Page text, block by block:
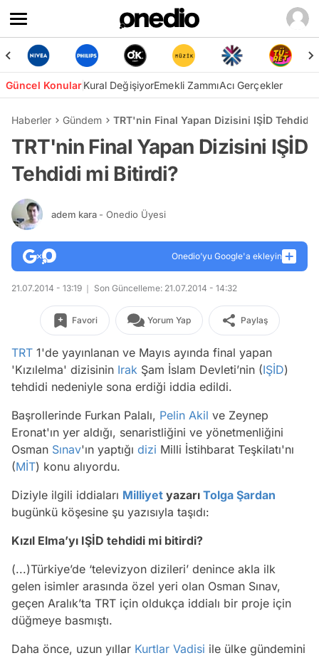
Güncel KonularKural DeğişiyorEmekli ZammıAcı Gerçekler
Haberler Gündem TRT'nin Final Yapan Dizisini IŞİD Tehdidi
TRT'nin Final Yapan Dizisini IŞİD
Tehdidi mi Bitirdi?
adem kara - Onedio Üyesi
Onedio’yu Google'a ekleyin
21.07.2014 - 13:19 Son Güncelleme: 21.07.2014 - 14:32
Favori Yorum Yap Paylaş
TRT 1'de yayınlanan ve Mayıs ayında final yapan
'Kızılelma' dizisinin Irak Şam İslam Devleti’nin (IŞİD)
tehdidi nedeniyle sona erdiği iddia edildi.
Başrollerinde Furkan Palalı, Pelin Akil ve Zeynep
Eronat'ın yer aldığı, senaristliğini ve yönetmenliğini
Osman Sınav'ın yaptığı dizi Milli İstihbarat Teşkilatı'nı
(MİT) konu alıyordu.
Diziyle ilgili iddiaları Milliyet yazarı Tolga Şardan
bugünkü köşesine şu yazısıyla taşıdı:
Kızıl Elma’yı IŞİD tehdidi mi bitirdi?
(...)Türkiye’de ‘televizyon dizileri’ denince akla ilk
gelen isimler arasında özel yeri olan Osman Sınav,
geçen Aralık’ta TRT için oldukça iddialı bir proje için
düğmeye basmıştı.
Daha önce, uzun yıllar Kurtlar Vadisi ile ülke gündemini